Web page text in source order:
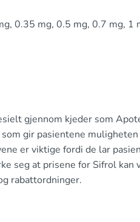
0.35 mg, 0.5 mg, 0.7 mg, 1
gjennom kjeder som
gir pasientene
er viktige fordi de lar
seg at prisene for Sifrol
rabattordninger.